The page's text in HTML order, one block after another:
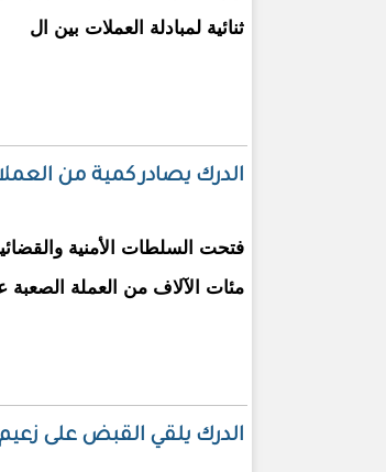
ثنائية لمبادلة العملات بين ال
الدرك يصادر كمية من
فتحت السلطات الأمنية
مئات الآلاف من العملة
الدرك يلقي القبض على